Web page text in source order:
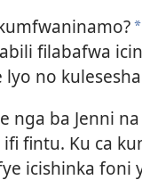
*
filabafwa
no
nga ba Jenni
fintu. Ku ca
icishinka foni